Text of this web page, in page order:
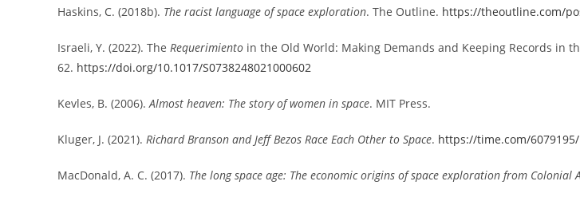
Haskins, C. (2018b). The racist language of space exploration. The Outline. https://theoutline.com/
Israeli, Y. (2022). The Requerimiento in the Old World: Making Demands and Keeping Records in
62. https://doi.org/10.1017/S0738248021000602
Kevles, B. (2006).Almost heaven: The story of women in space. MIT Press.
Kluger, J. (2021). Richard Branson and Jeff Bezos Race Each Other to Space. https://time.com/
MacDonald, A. C. (2017). The long space age: The economic origins of space exploration from Colonial